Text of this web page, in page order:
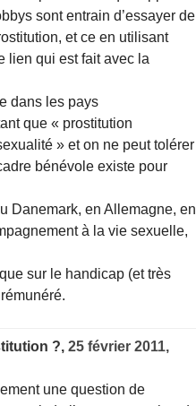
sont entrain d’essayer de
et ce en utilisant
lien qui est fait avec la
dans les pays
que « prostitution
» et on ne peut tolérer
bénévole existe pour
Danemark, en Allemagne, en
à la vie sexuelle,
sur le handicap (et très
?, 25 février 2011,
une question de